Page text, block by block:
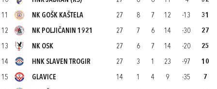
11 NK GOŠK KAŠTELA 27 8 7 12 -13 31
12 NK POLJIČANIN 1921 27 7 6 14 -30 27
13 NK OSK 27 6 7 14 -20 25
14 HNK SLAVEN TROGIR 27 3 1 23 -97 10
15 GLAVICE 14 1 4 9 -35 7